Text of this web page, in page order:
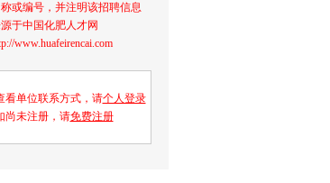
或编号，并注明该招聘信息
于中国化肥人才网
www.huafeirencai.com
看单位联系方式，请个人登录
尚未注册，请免费注册